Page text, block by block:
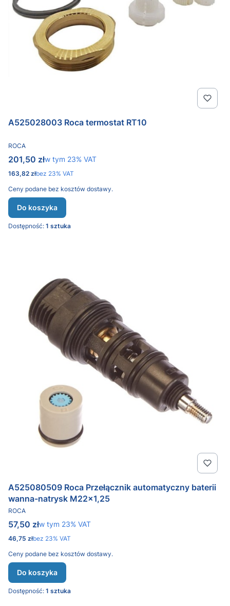
A525028003 Roca termostat RT10
PRODUCENT
ROCA
Cena brutto
201,50 złw tym %s VAT
w tym 23% VAT
Cena netto
163,82 złbez 23% VAT
Ceny podane bez kosztów dostawy.
Do koszyka
Dostępność: 1 sztuka
A525080509 Roca Przełącznik automatyczny baterii
wanna-natrysk M22x1,25
PRODUCENT
ROCA
Cena brutto
57,50 złw tym %s VAT
w tym 23% VAT
Cena netto
46,75 złbez 23% VAT
Ceny podane bez kosztów dostawy.
Do koszyka
Dostępność: 1 sztuka